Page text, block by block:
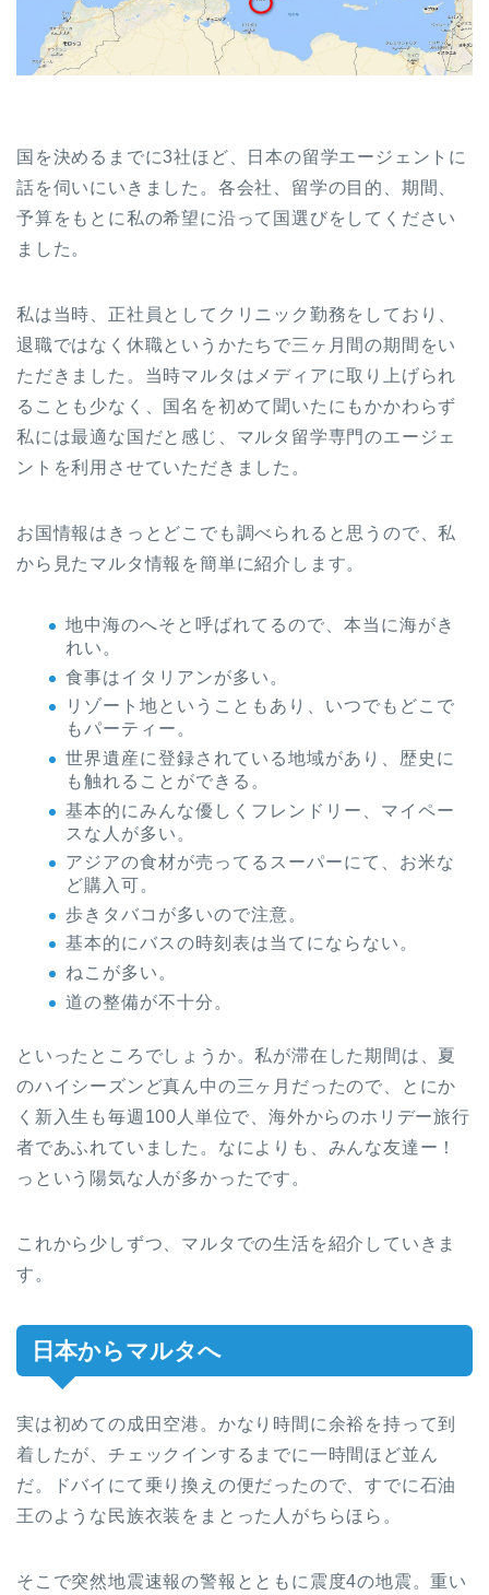
国を決めるまでに3社ほど、日本の留学エージェントに
話を伺いにいきました。各会社、留学の目的、期間、
予算をもとに私の希望に沿って国選びをしてください
ました。
私は当時、正社員としてクリニック勤務をしており、
退職ではなく休職というかたちで三ヶ月間の期間をい
ただきました。当時マルタはメディアに取り上げられ
ることも少なく、国名を初めて聞いたにもかかわらず
私には最適な国だと感じ、マルタ留学専門のエージェ
ントを利用させていただきました。
お国情報はきっとどこでも調べられると思うので、私
から見たマルタ情報を簡単に紹介します。
地中海のへそと呼ばれてるので、本当に海がき
れい。
食事はイタリアンが多い。
リゾート地ということもあり、いつでもどこで
もパーティー。
世界遺産に登録されている地域があり、歴史に
も触れることができる。
基本的にみんな優しくフレンドリー、マイペー
スな人が多い。
アジアの食材が売ってるスーパーにて、お米な
ど購入可。
歩きタバコが多いので注意。
基本的にバスの時刻表は当てにならない。
ねこが多い。
道の整備が不十分。
といったところでしょうか。私が滞在した期間は、夏
のハイシーズンど真ん中の三ヶ月だったので、とにか
く新入生も毎週100人単位で、海外からのホリデー旅行
者であふれていました。なによりも、みんな友達ー！
っという陽気な人が多かったです。
これから少しずつ、マルタでの生活を紹介していきま
す。
日本からマルタへ
実は初めての成田空港。かなり時間に余裕を持って到
着したが、チェックインするまでに一時間ほど並ん
だ。ドバイにて乗り換えの便だったので、すでに石油
王のような民族衣装をまとった人がちらほら。
そこで突然地震速報の警報とともに震度4の地震。重い